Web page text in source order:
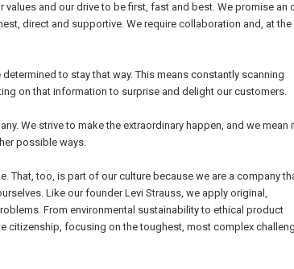
values and our drive to be first, fast and best. We promise an
direct and supportive. We require collaboration and, at the
to stay that way. This means constantly scanning
on that information to surprise and delight our customers.
We strive to make the extraordinary happen, and we mean
possible ways.
That, too, is part of our culture because we are a company
Like our founder Levi Strauss, we apply original,
From environmental sustainability to ethical product
citizenship, focusing on the toughest, most complex